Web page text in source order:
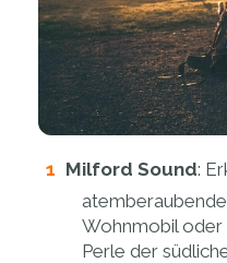
Milford Sound:
Wohnmobil oder
Perle der